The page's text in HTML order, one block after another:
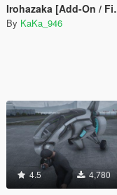
Irohazaka [Add-On / FiveM]
By KaKa_946
4.5 4,780